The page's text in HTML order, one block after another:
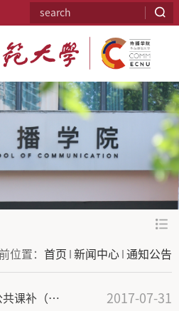
位置： 首页 新闻中心 通知公告
2016-2017学年第二学期公共课补（缓）考安排 2017-07-31